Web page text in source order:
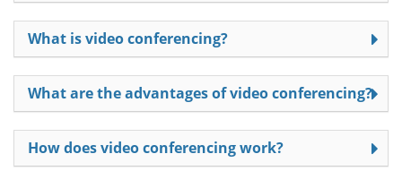
What is video conferencing?
What are the advantages of video conferencing?
How does video conferencing work?